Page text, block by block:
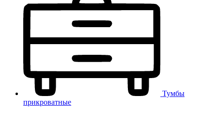
Тумбы
прикроватные